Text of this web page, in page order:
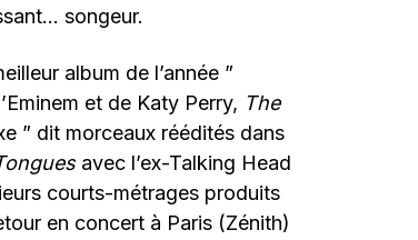
songeur.
album de l’année ”
et de Katy Perry, The
” dit morceaux réédités dans
avec l’ex-Talking Head
courts-métrages produits
en concert à Paris (Zénith)